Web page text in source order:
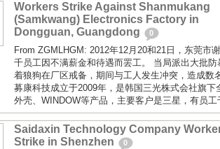
Workers Strike Against Shanmukang
(Samkwang) Electronics Factory in
Dongguan, Guangdong
0
From ZGMLHGM: 2012年12月20和21日，东莞市
千员工因不满薪金和待遇而罢工。 当局派出大批
着狼狗在厂区戒备，期间与工人发生冲突，造成数
募康科技成立于2009年，是韩国三光株式会社旗
外壳、WINDOW等产品，主要客户是三星，有员工
Saidaxin Technology Company
Strike in Shenzhen
0